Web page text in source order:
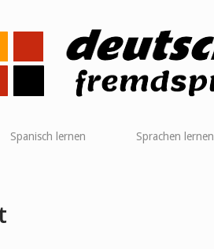
Spanisch lernen Sprachen lernen